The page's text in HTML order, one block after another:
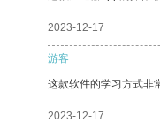
2023-12-17
游客
这款软件的学习方式非
2023-12-17